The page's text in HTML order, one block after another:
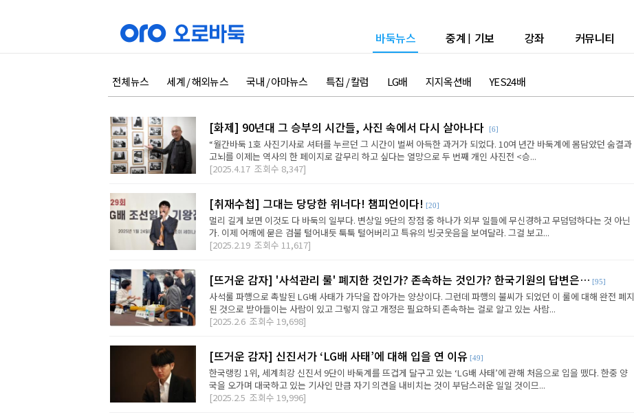
바둑뉴스 중계 | 기보 강좌 커뮤니티
전체뉴스 세계 / 해외뉴스 국내 / 아마뉴스 특집 / 칼럼 LG배 지지옥션배 YES24배
[화제] 90년대 그 승부의 시간들, 사진 속에서 다시 살아나다 [6]
“월간바둑 1호 사진기사로 셔터를 누르던 그 시간이 벌써 아득한 과거가 되었다. 10여 년간 바둑계에 몸담았던 숨결과
고뇌를 이제는 역사의 한 페이지로 갈무리 하고 싶다는 열망으로 두 번째 개인 사진전 <승...
[2025.4.17 조회수 8,347]
[취재수첩] 그대는 당당한 위너다! 챔피언이다! [20]
멀리 길게 보면 이것도 다 바둑의 일부다. 변상일 9단의 장점 중 하나가 외부 일들에 무신경하고 무덤덤하다는 것 아닌
가. 이제 어깨에 묻은 검불 털어내듯 툭툭 털어버리고 특유의 빙긋웃음을 보여달라. 그걸 보고...
[2025.2.19 조회수 11,617]
[뜨거운 감자] '사석관리 룰' 폐지한 것인가? 존속하는 것인가? 한국기원의 답변은… [95]
사석룰 파행으로 촉발된 LG배 사태가 가닥을 잡아가는 양상이다. 그런데 파행의 불씨가 되었던 이 룰에 대해 완전 폐지
된 것으로 받아들이는 사람이 있고 그렇지 않고 개정은 필요하되 존속하는 걸로 알고 있는 사람...
[2025.2.6 조회수 19,698]
[뜨거운 감자] 신진서가 ‘LG배 사태’에 대해 입을 연 이유 [49]
한국랭킹 1위, 세계최강 신진서 9단이 바둑계를 뜨겁게 달구고 있는 ‘LG배 사태’에 관해 처음으로 입을 뗐다. 한중 양
국을 오가며 대국하고 있는 기사인 만큼 자기 의견을 내비치는 것이 부담스러운 일일 것이므...
[2025.2.5 조회수 19,996]